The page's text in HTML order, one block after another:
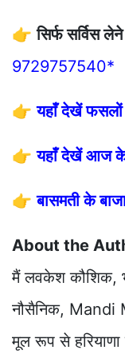
👉सिर्फ सर्विस
9729757540*
👉यहाँ देखें फसलों
👉यहाँ देखें आज के
👉बासमती के
About the
मैं लवकेश कौशिक,
नौसैनिक, Mandi
मूल रूप से